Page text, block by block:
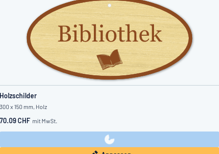
Holzschilder
300 x 150 mm, Holz
70.09 CHF mit MwSt.